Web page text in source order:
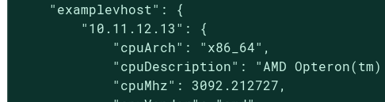
    "examplevhost": {
        "10.11.12.13": {
            "cpuArch": "x86_64",
"cpuDescription": "AMD Opteron(tm)
            "cpuMhz": 3092.212727,